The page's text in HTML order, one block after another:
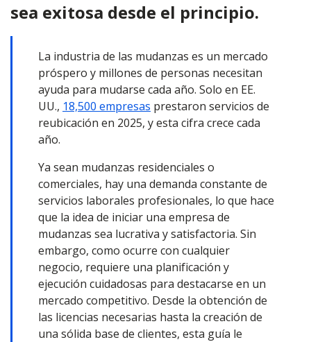
sea exitosa desde el principio.
La industria de las mudanzas es un mercado
próspero y millones de personas necesitan
ayuda para mudarse cada año. Solo en EE.
UU., 18,500 empresas prestaron servicios de
reubicación en 2025, y esta cifra crece cada
año.
Ya sean mudanzas residenciales o
comerciales, hay una demanda constante de
servicios laborales profesionales, lo que hace
que la idea de iniciar una empresa de
mudanzas sea lucrativa y satisfactoria. Sin
embargo, como ocurre con cualquier
negocio, requiere una planificación y
ejecución cuidadosas para destacarse en un
mercado competitivo. Desde la obtención de
las licencias necesarias hasta la creación de
una sólida base de clientes, esta guía le